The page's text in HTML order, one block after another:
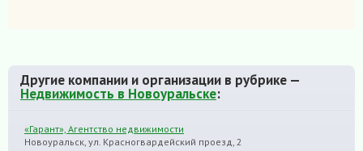
Другие компании и организации в рубрике —
Недвижимость в Новоуральске:
«Гарант», Агентство недвижимости
Новоуральск, ул. Красногвардейский проезд, 2